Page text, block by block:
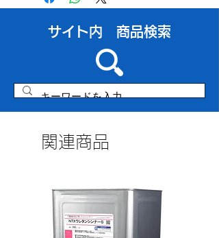
​サイト内 商品検索
関連商品